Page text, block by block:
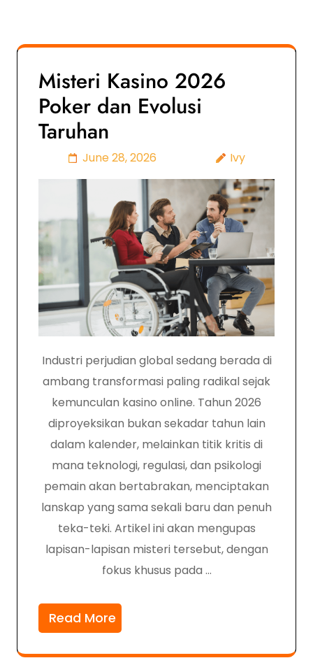
Misteri Kasino 2026
Poker dan Evolusi
Taruhan
June 28, 2026 Ivy
Industri perjudian global sedang berada di
ambang transformasi paling radikal sejak
kemunculan kasino online. Tahun 2026
diproyeksikan bukan sekadar tahun lain
dalam kalender, melainkan titik kritis di
mana teknologi, regulasi, dan psikologi
pemain akan bertabrakan, menciptakan
lanskap yang sama sekali baru dan penuh
teka-teki. Artikel ini akan mengupas
lapisan-lapisan misteri tersebut, dengan
fokus khusus pada …
Read More